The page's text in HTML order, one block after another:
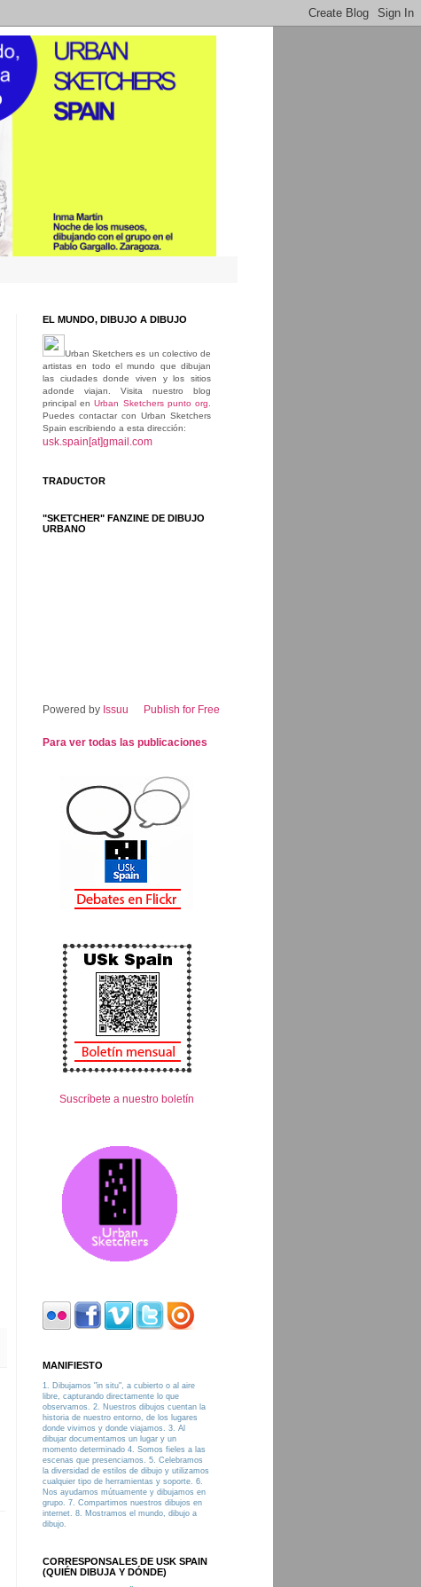
EL MUNDO, DIBUJO A DIBUJO
Urban Sketchers es un colectivo de
artistas en todo el mundo que dibujan
las ciudades donde viven y los sitios
adonde viajan. Visita nuestro blog
principal enUrban Sketchers punto org.
Puedes contactar con Urban Sketchers
Spain escribiendo a esta dirección:
usk.spain[at]gmail.com
TRADUCTOR
"SKETCHER" FANZINE DE DIBUJO
URBANO
Powered by Issuu Publish for Free
Para ver todas las publicaciones
Suscríbete a nuestro boletín
MANIFIESTO
1. Dibujamos "in situ", a cubierto o al aire
libre, capturando directamente lo que
observamos. 2. Nuestros dibujos cuentan la
historia de nuestro entorno, de los lugares
donde vivimos y donde viajamos. 3. Al
dibujar documentamos un lugar y un
momento determinado 4. Somos fieles a las
escenas que presenciamos. 5. Celebramos
la diversidad de estilos de dibujo y utilizamos
cualquier tipo de herramientas y soporte. 6.
Nos ayudamos mútuamente y dibujamos en
grupo. 7. Compartimos nuestros dibujos en
internet. 8. Mostramos el mundo, dibujo a
dibujo.
CORRESPONSALES DE USK SPAIN
(QUIÉN DIBUJA Y DÓNDE)